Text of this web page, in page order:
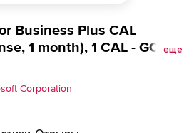
Business Plus CAL
1 month), 1 CAL - GOV -
365 - Win - All
еще
Corporation